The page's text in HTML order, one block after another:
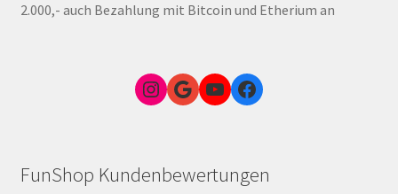
2.000,- auch Bezahlung mit Bitcoin und Etherium an
Instagram
Google Link zum FunShop WienYouTubeFacebook
FunShop Kundenbewertungen